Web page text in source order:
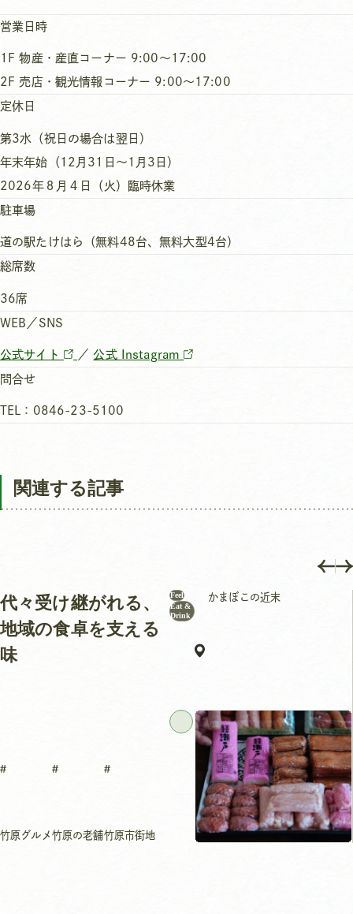
営業日時
1F 物産・産直コーナー 9:00～17:00
2F 売店・観光情報コーナー 9:00～17:00
定休日
第3水（祝日の場合は翌日）
年末年始（12月31日～1月3日）
2026年８月４日（火）臨時休業
駐車場
道の駅たけはら（無料48台、無料大型4台）
総席数
36席
WEB／SNS
公式サイト ／ 公式 Instagram
問合せ
TEL：0846-23-5100
関連する記事
代々受け継がれる、
地域の食卓を支える
味
Feel
Eat &
Drink
かまぼこの近末
竹原グルメ 竹原の老舗竹原市街地